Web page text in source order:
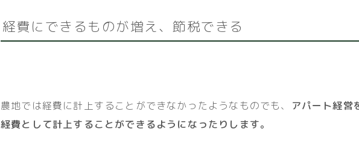
経費にできるものが増え、節税できる
農地では経費に計上することができなかったようなものでも、
アパート経営
経費として計上することができるようになったりします。